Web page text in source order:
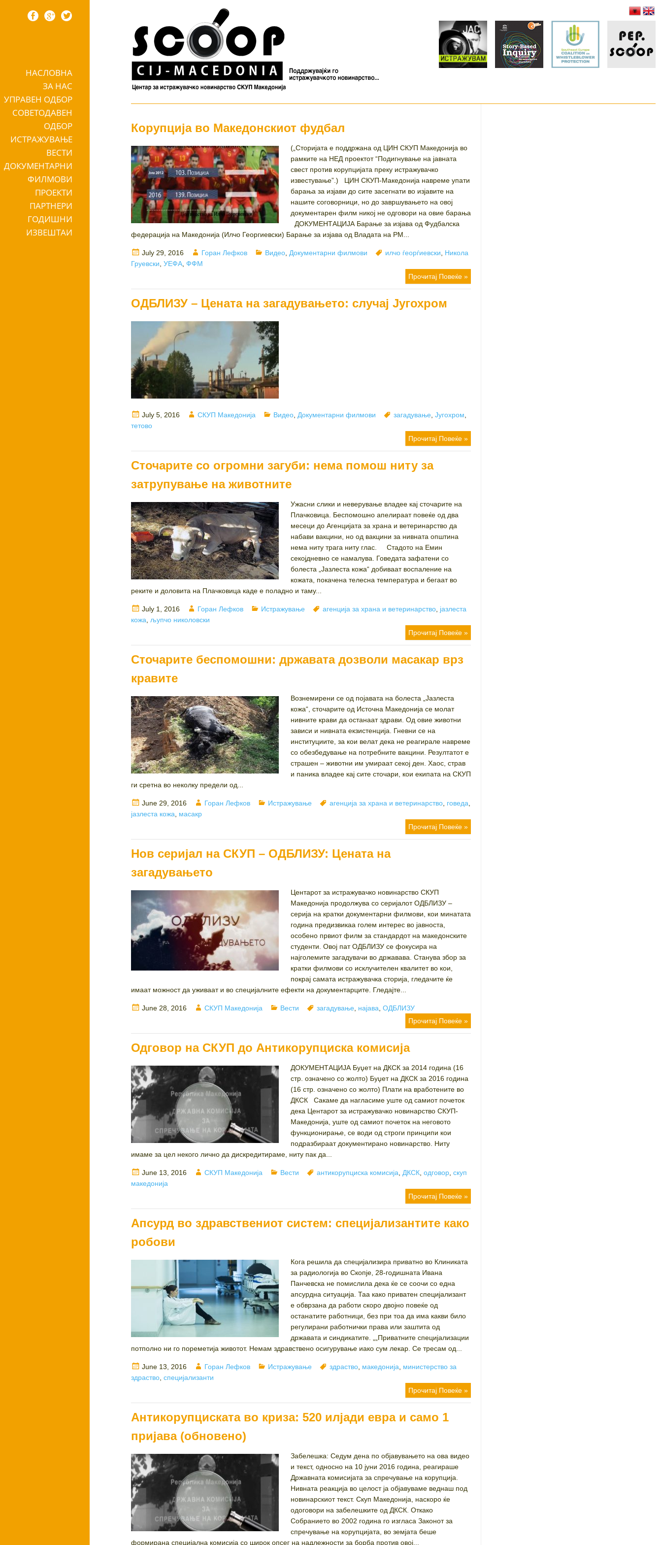
Skip to contentНАСЛОВНА
ЗА НАС
УПРАВЕН ОДБОР
СОВЕТОДАВЕН
ОДБОР
ИСТРАЖУВАЊЕ
ВЕСТИ
ДОКУМЕНТАРНИ
ФИЛМОВИ
ПРОЕКТИ
ПАРТНЕРИ
ГОДИШНИ
ИЗВЕШТАИ
Корупција во Македонскиот фудбал
(„Сторијата е поддржана од ЦИН СКУП Македонија во
рамките на НЕД проектот “Подигнување на јавната
свест против корупцијата преку истражувачко
известување”.) ЦИН СКУП-Македонија навреме упати
барања за изјави до сите засегнати во изјавите на
нашите соговорници, но до завршувањето на овој
документарен филм никој не одговори на овие барања
ДОКУМЕНТАЦИЈА Барање за изјава од Фудбалска
федерација на Македонија (Илчо Георгиевски) Барање за изјава од Владата на РМ...
Posted
on
July 29, 2016 Author
Горан Лефков Categories
Видео Документарни филмови Tags
илчо ѓеорѓиевски
Никола
Груевски ,УЕФА ,ФФМ
Прочитај Повеќе »
ОДБЛИЗУ – Цената на загадувањето: случај Југохром
Posted
on
July 5, 2016 Author
СКУП Македонија Categories
Видео Документарни филмови Tags
загадување ,Југохром
тетово
Прочитај Повеќе »
Сточарите со огромни загуби: нема помош ниту за
затрупување на животните
Ужасни слики и неверување владее кај сточарите на
Плачковица. Беспомошно апелираат повеќе од два
месеци до Агенцијата за храна и ветеринарство да
набави вакцини, но од вакцини за нивната општина
нема ниту трага ниту глас. Стадото на Емин
секојдневно се намалува. Говедата зафатени со
болеста „Јазлеста кожа“ добиваат воспаление на
кожата, покачена телесна температура и бегаат во
реките и доловита на Плачковица каде е поладно и таму...
Posted
on
July 1, 2016 Author
Горан Лефков Categories
Истражување Tags
агенција за храна и ветеринарство јазлеста
кожа
љупчо николовски
Прочитај Повеќе »
Сточарите беспомошни: државата дозволи масакар врз
кравите
Вознемирени се од појавата на болеста „Јазлеста
кожа“, сточарите од Источна Македонија се молат
нивните крави да останаат здрави. Од овие животни
зависи и нивната екзистенција. Гневни се на
институциите, за кои велат дека не реагирале навреме
со обезбедување на потребните вакцини. Резултатот е
страшен – животни им умираат секој ден. Хаос, страв
и паника владее кај сите сточари, кои екипата на СКУП
ги сретна во неколку предели од...
Posted
on
June 29, 2016 Author
Горан Лефков Categories
Истражување Tags
агенција за храна и ветеринарство говеда
јазлеста кожа
масакр
Прочитај Повеќе »
Нов серијал на СКУП – ОДБЛИЗУ: Цената на
загадувањето
Центарот за истражувачко новинарство СКУП
Македонија продолжува со серијалот ОДБЛИЗУ –
серија на кратки документарни филмови, кои минатата
година предизвикаа голем интерес во јавноста,
особено првиот филм за стандардот на македонските
студенти. Овој пат ОДБЛИЗУ се фокусира на
најголемите загадувачи во државава. Станува збор за
кратки филмови со исклучителен квалитет во кои,
покрај самата истражувачка сторија, гледачите ќе
имаат можност да уживаат и во специјалните ефекти на документарците. Гледајте...
Posted
June 28, 2016 Author
СКУП Македонија Categories
Вести Tags
загадување најава ,ОДБЛИЗУ
Прочитај Повеќе »
Одговор на СКУП до Антикорупциска комисија
ДОКУМЕНТАЦИЈА Буџет на ДКСК за 2014 година (16
стр. означено со жолто) Буџет на ДКСК за 2016 година
(16 стр. означено со жолто) Плати на вработените во
ДКСК Сакаме да нагласиме уште од самиот почеток
дека Центарот за истражувачко новинарство СКУП-
Македонија, уште од самиот почеток на неговото
функционирање, се води од строги принципи кои
подразбираат документирано новинарство. Ниту
имаме за цел некого лично да дискредитираме, ниту пак да...
Posted
on
June 13, 2016 Author
СКУП Македонија Categories
Вести Tags
антикорупциска комисија ДКСК ,одговор ,скуп
македонија
Прочитај Повеќе »
Апсурд во здравствениот систем: специјализантите како
робови
Кога решила да специјализира приватно во Клиниката
за радиологија во Скопје, 28-годишната Ивана
Панчевска не помислила дека ќе се соочи со една
апсурдна ситуација. Таа како приватен специјализант
е обврзана да работи скоро двојно повеќе од
останатите работници, без при тоа да има какви било
регулирани работнички права или заштита од
државата и синдикатите. „„Приватните специјализации
потполно ни го пореметија животот. Немам здравствено осигурување иако сум лекар. Се тресам од...
Posted
on
June 13, 2016 Author
Горан Лефков Categories
Истражување Tags
здраство македонија
министерство за
здраство ,специјализанти
Прочитај Повеќе »
Антикорупциската во криза: 520 илјади евра и само 1
пријава (обновено)
Забелешка: Седум дена по објавувањето на ова видео
и текст, односно на 10 јуни 2016 година, реагираше
Државната комисијата за спречување на корупција.
Нивната реакција во целост ја објавуваме веднаш под
новинарскиот текст. Скуп Македонија, наскоро ќе
одоговори на забелешките од ДКСК. Откако
Собранието во 2002 година го изгласа Законот за
спречување на корупцијата, во земјата беше
формирана специјална комисија со широк опсег на надлежности за борба против овој...